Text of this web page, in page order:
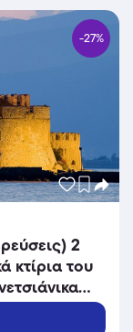
-27%
2
κτίρια του